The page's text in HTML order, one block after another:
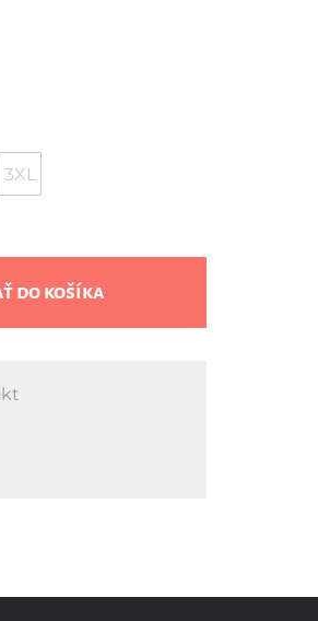
3XL
do košíka